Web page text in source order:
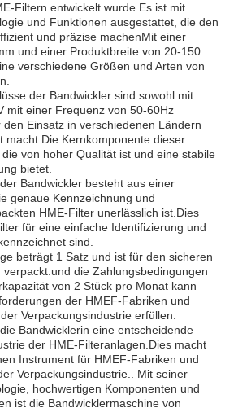
Filtern entwickelt wurde.Es ist mit
und Funktionen ausgestattet, die den
und präzise machenMit einer
und einer Produktbreite von 20-150
verschiedene Größen und Arten von
der Bandwickler sind sowohl mit
mit einer Frequenz von 50-60Hz
Einsatz in verschiedenen Ländern
macht.Die Kernkomponente dieser
von hoher Qualität ist und eine stabile
bietet.
Bandwickler besteht aus einer
genaue Kennzeichnung und
HME-Filter unerlässlich ist.Dies
für eine einfache Identifizierung und
sind.
beträgt 1 Satz und ist für den sicheren
die Zahlungsbedingungen
von 2 Stück pro Monat kann
der HMEF-Fabriken und
Verpackungsindustrie erfüllen.
Bandwicklerin eine entscheidende
der HME-Filteranlagen.Dies macht
Instrument für HMEF-Fabriken und
Verpackungsindustrie.. Mit seiner
hochwertigen Komponenten und
ist die Bandwicklermaschine von